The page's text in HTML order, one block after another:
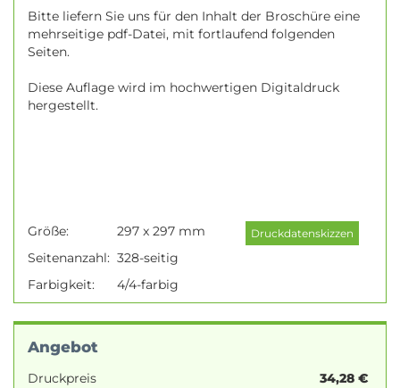
Bitte liefern Sie uns für den Inhalt der Broschüre eine
mehrseitige pdf-Datei, mit fortlaufend folgenden
Seiten.
Diese Auflage wird im hochwertigen Digitaldruck
hergestellt.
Größe:
297 x 297 mm
Seitenanzahl: 328-seitig
Farbigkeit:
4/4-farbig
Angebot
Druckpreis 34,28 €